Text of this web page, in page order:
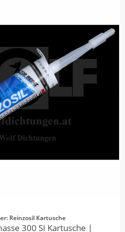
Reinzosil Kartusche
300 SI Kartusche |